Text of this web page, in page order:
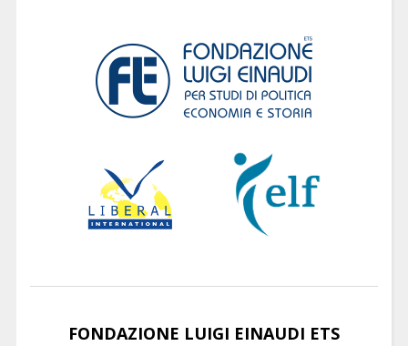
FONDAZIONE LUIGI EINAUDI ETS